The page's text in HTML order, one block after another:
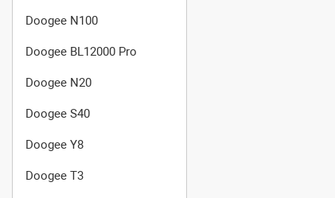
Doogee N100
Doogee BL12000 Pro
Doogee N20
Doogee S40
Doogee Y8
Doogee T3